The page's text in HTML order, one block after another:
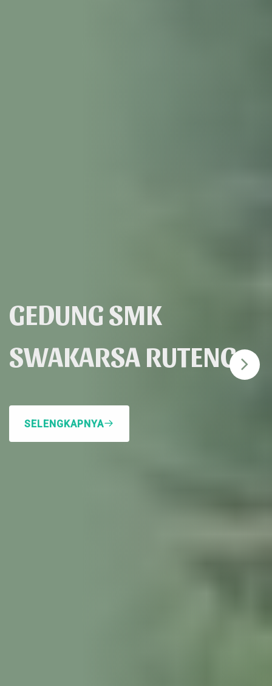
GEDUNG SMK
SWAKARSA RUTENG
SELENGKAPNYA